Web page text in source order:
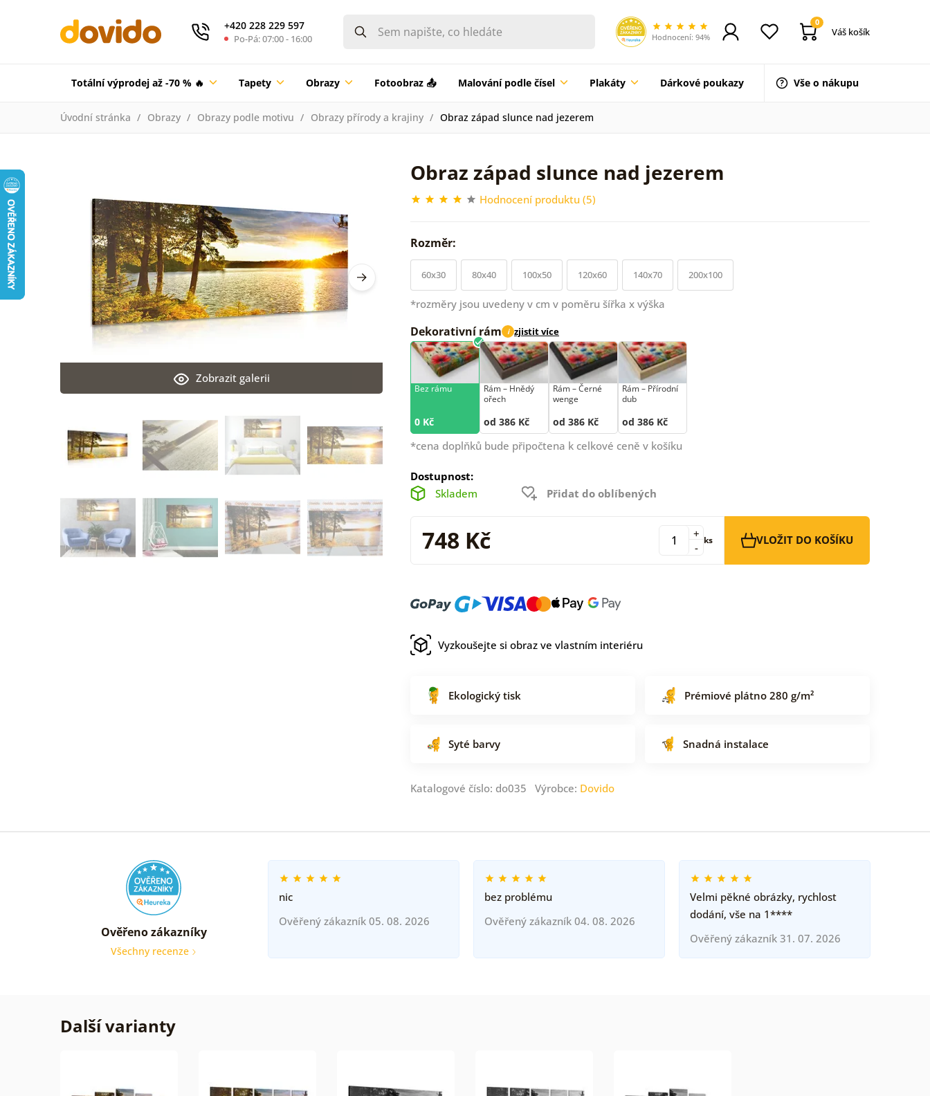
+420 228 229 597
Po-Pá: 07:00 - 16:00 Hodnocení: 94%
0
Váš košík
Totální výprodej až -70 % 🔥 Tapety Obrazy Fotoobraz 📤 Malování podle čísel Plakáty Dárkové poukazy Vše o nákupu
Úvodní stránka Obrazy Obrazy podle motivu Obrazy přírody a krajiny Obraz západ slunce nad jezerem
Obraz západ slunce nad jezerem
Hodnocení produktu (5)
Zobrazit galerii
Rozměr:
60x30 80x40 100x50 120x60 140x70 200x100
*rozměry jsou uvedeny v cm v poměru šířka x výška
Dekorativní rám i zjistit více
Bez rámu
0 Kč
Rám –⁠⁠⁠⁠⁠⁠ Hnědý
ořech
od 386 Kč
Rám –⁠⁠⁠⁠⁠⁠ Černé
wenge
od 386 Kč
Rám –⁠⁠⁠⁠⁠⁠ Přírodní
dub
od 386 Kč
*cena doplňků bude připočtena k celkové ceně v košíku
Dostupnost:
Skladem
Přidat do oblíbených
748 Kč -
+ ks VLOŽIT DO KOŠÍKU
Vyzkoušejte si obraz ve vlastním interiéru
Ekologický tisk Prémiové plátno 280 g/m²
Syté barvy Snadná instalace
Katalogové číslo: do035 Výrobce: Dovido
Ověřeno zákazníky
Všechny recenze
nic
Ověřený zákazník 05. 08. 2026
bez problému
Ověřený zákazník 04. 08. 2026
Velmi pěkné obrázky, rychlost
dodání, vše na 1****
Ověřený zákazník 31. 07. 2026
Další varianty